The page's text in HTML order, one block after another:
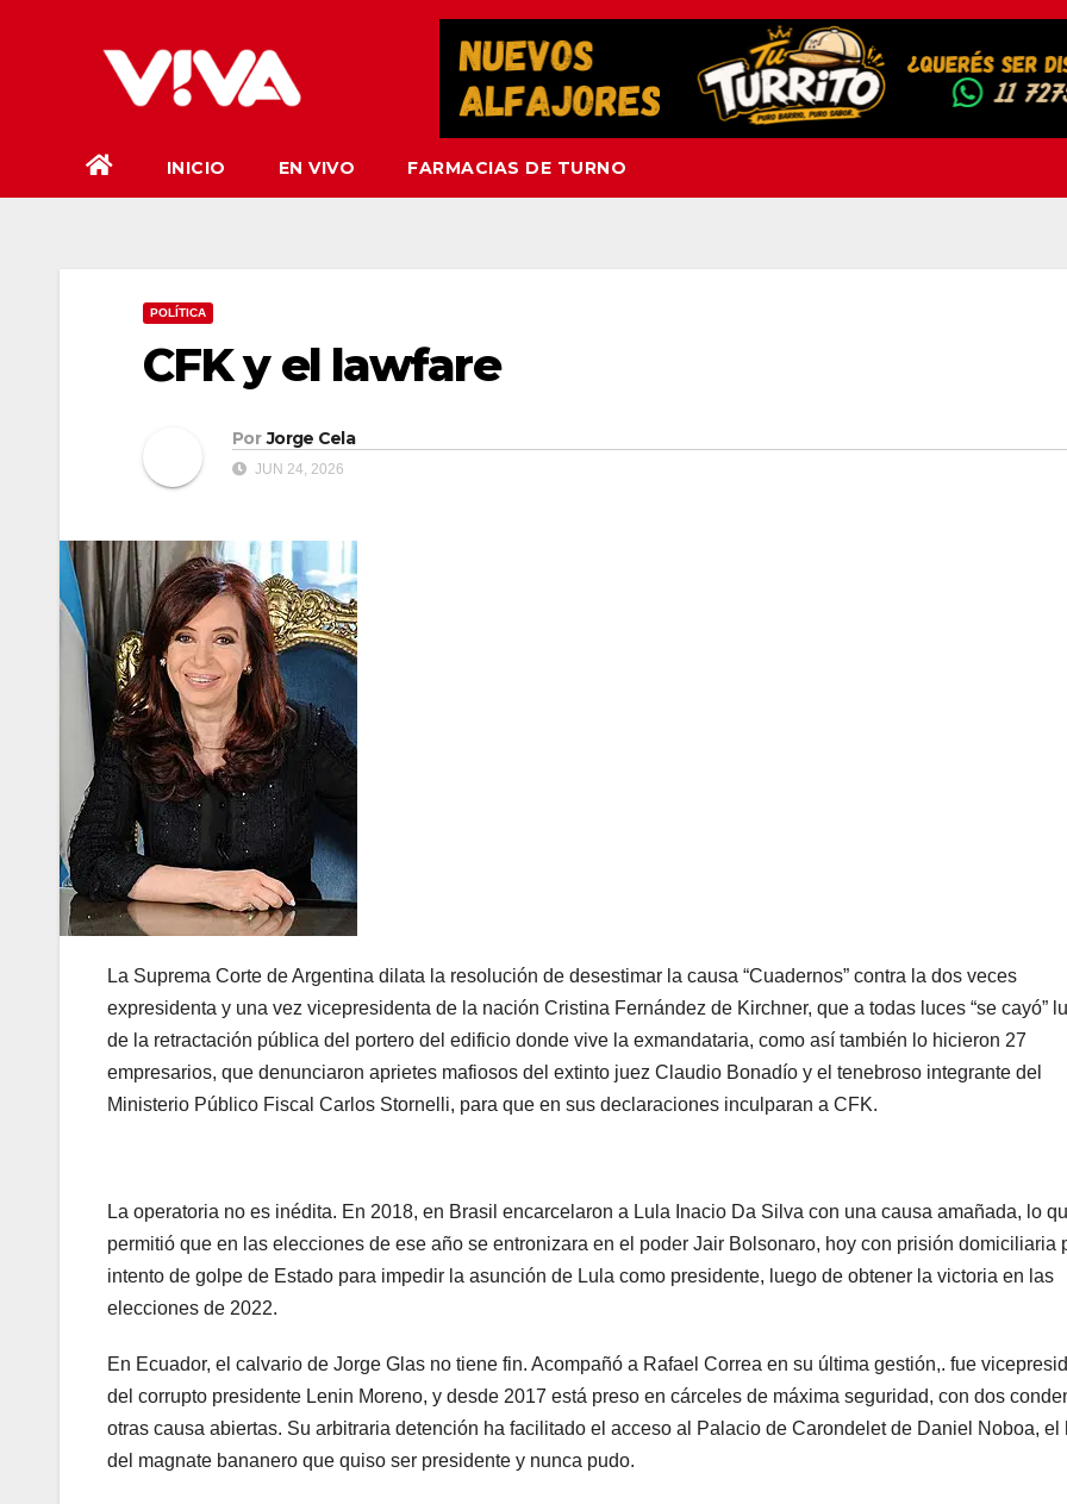
INICIO EN VIVO FARMACIAS DE TURNO
POLÍTICA
CFK y el lawfare
Por Jorge Cela
JUN 24, 2026
La Suprema Corte de Argentina dilata la resolución de desestimar la causa “Cuadernos” contra la dos veces
expresidenta y una vez vicepresidenta de la nación Cristina Fernández de Kirchner, que a todas luces “se cayó”
de la retractación pública del portero del edificio donde vive la exmandataria, como así también lo hicieron 27
empresarios, que denunciaron aprietes mafiosos del extinto juez Claudio Bonadío y el tenebroso integrante del
Ministerio Público Fiscal Carlos Stornelli, para que en sus declaraciones inculparan a CFK.
La operatoria no es inédita. En 2018, en Brasil encarcelaron a Lula Inacio Da Silva con una causa amañada, lo
permitió que en las elecciones de ese año se entronizara en el poder Jair Bolsonaro, hoy con prisión domiciliaria
intento de golpe de Estado para impedir la asunción de Lula como presidente, luego de obtener la victoria en las
elecciones de 2022.
En Ecuador, el calvario de Jorge Glas no tiene fin. Acompañó a Rafael Correa en su última gestión,. fue
del corrupto presidente Lenin Moreno, y desde 2017 está preso en cárceles de máxima seguridad, con dos
otras causa abiertas. Su arbitraria detención ha facilitado el acceso al Palacio de Carondelet de Daniel Noboa, el
del magnate bananero que quiso ser presidente y nunca pudo.